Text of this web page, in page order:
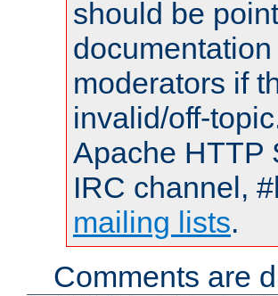
should be
moderators if
invalid/off-
Apache HTTP
IRC channel,
mailing lists.
Comments are